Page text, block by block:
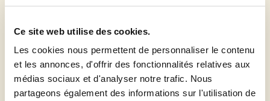
Ce site web utilise des cookies.
Les cookies nous permettent de personnaliser le contenu
et les annonces, d'offrir des fonctionnalités relatives aux
médias sociaux et d'analyser notre trafic. Nous
partageons également des informations sur l'utilisation de
Location ou achat : comment convaincre
un client hésitant ?